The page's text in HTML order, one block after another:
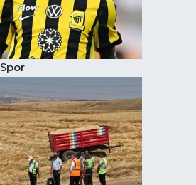
Spor